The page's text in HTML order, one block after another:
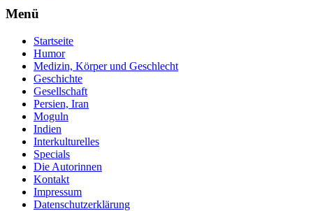
Menü
Startseite
Humor
Medizin, Körper und Geschlecht
Geschichte
Gesellschaft
Persien, Iran
Moguln
Indien
Interkulturelles
Specials
Die Autorinnen
Kontakt
Impressum
Datenschutzerklärung